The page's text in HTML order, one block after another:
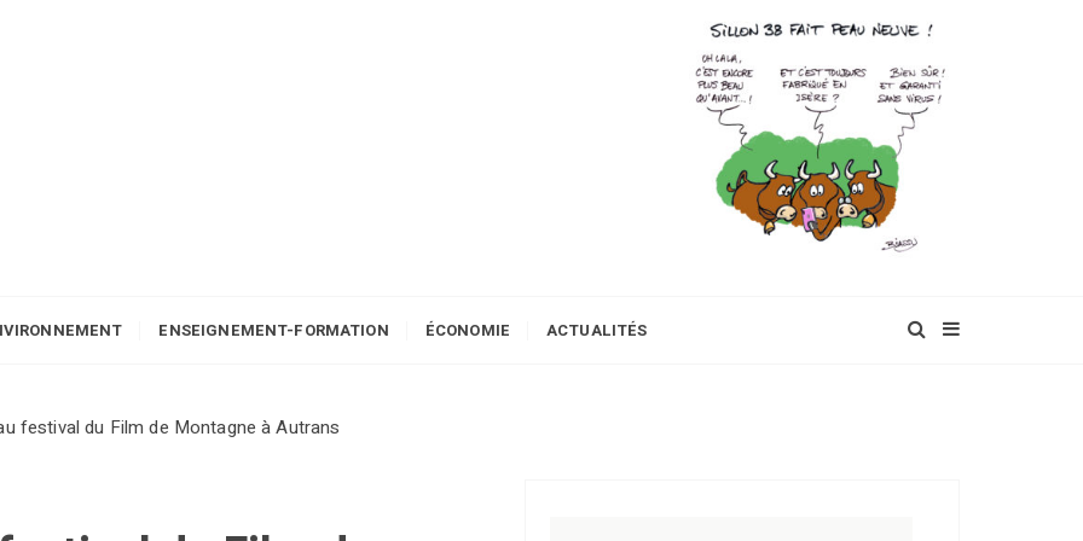
ENSEIGNEMENT-FORMATION ÉCONOMIE ACTUALITÉS
festival du Film de Montagne à Autrans